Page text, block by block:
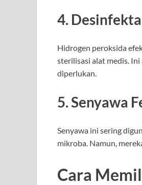
4.
Hidrogen peroksida
sterilisasi alat medis.
diperlukan.
5.Senyawa
Senyawa ini sering
mikroba. Namun,
Cara